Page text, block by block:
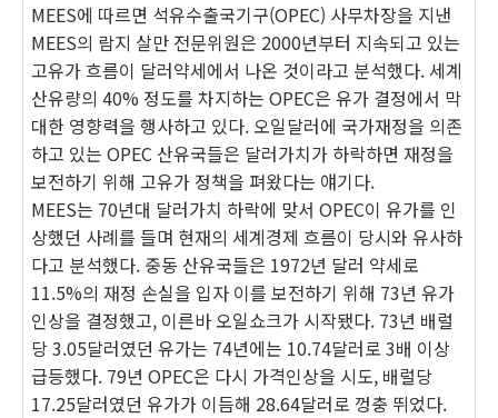
MEES에 따르면 석유수출국기구(OPEC) 사무차장을 지낸
MEES의 람지 살만 전문위원은 2000년부터 지속되고 있는
고유가 흐름이 달러약세에서 나온 것이라고 분석했다. 세계
산유량의 40% 정도를 차지하는 OPEC은 유가 결정에서 막
대한 영향력을 행사하고 있다. 오일달러에 국가재정을 의존
하고 있는 OPEC 산유국들은 달러가치가 하락하면 재정을
보전하기 위해 고유가 정책을 펴왔다는 얘기다.
MEES는 70년대 달러가치 하락에 맞서 OPEC이 유가를 인
상했던 사례를 들며 현재의 세계경제 흐름이 당시와 유사하
다고 분석했다. 중동 산유국들은 1972년 달러 약세로
11.5%의 재정 손실을 입자 이를 보전하기 위해 73년 유가
인상을 결정했고, 이른바 오일쇼크가 시작됐다. 73년 배럴
당 3.05달러였던 유가는 74년에는 10.74달러로 3배 이상
급등했다. 79년 OPEC은 다시 가격인상을 시도, 배럴당
17.25달러였던 유가가 이듬해 28.64달러로 껑충 뛰었다.